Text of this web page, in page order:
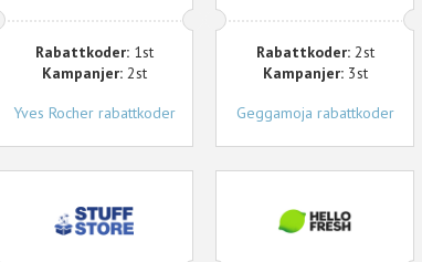
Rabattkoder:1st
Kampanjer:2st
Yves Rocher rabattkoder
Rabattkoder:2st
Kampanjer:3st
Geggamoja rabattkoder